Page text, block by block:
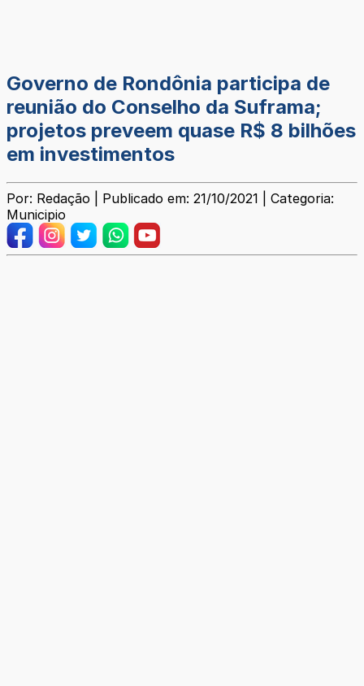
Governo de Rondônia participa de
reunião do Conselho da Suframa;
projetos preveem quase R$ 8 bilhões
em investimentos
Por: Redação | Publicado em: 21/10/2021 | Categoria:
Municipio